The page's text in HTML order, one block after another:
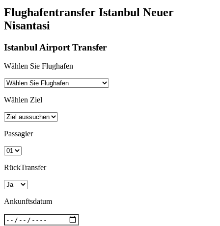
Flughafentransfer Istanbul Neuer
Nisantasi
Istanbul Airport Transfer
Wählen Sie Flughafen
Wählen Ziel
Passagier
RückTransfer
Ankunftsdatum